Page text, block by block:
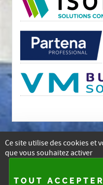
Ce site utilise des cookies et
que vous souhaitez activer
TOUT ACCEPTER
E-mailFacebookInstagramLinkedin